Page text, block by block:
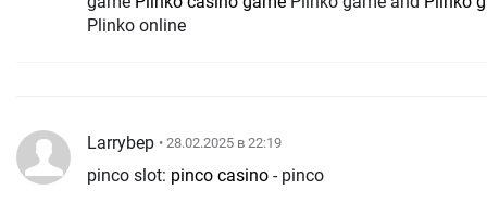
Plinko online
Larrybep • 28.02.2025 в 22:19
pinco slot: pinco casino - pinco